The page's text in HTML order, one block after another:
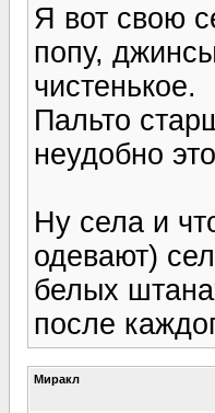
Я вот свою
попу,
чистенькое.
Пальто
неудобно
Ну села и
одевают)
белых
после
Миракл